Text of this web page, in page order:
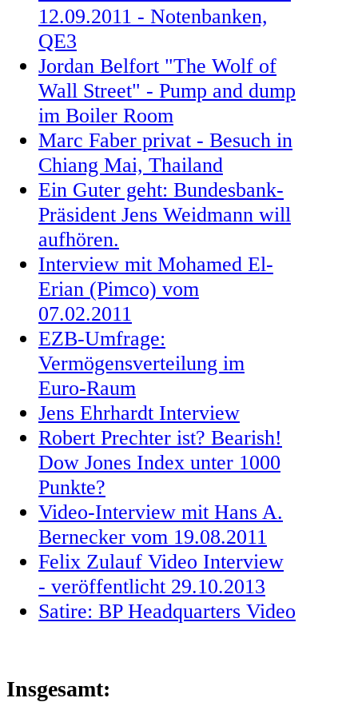
12.09.2011 - Notenbanken,
QE3
Jordan Belfort "The Wolf of
Wall Street" - Pump and dump
im Boiler Room
Marc Faber privat - Besuch in
Chiang Mai, Thailand
Ein Guter geht: Bundesbank-
Präsident Jens Weidmann will
aufhören.
Interview mit Mohamed El-
Erian (Pimco) vom
07.02.2011
EZB-Umfrage:
Vermögensverteilung im
Euro-Raum
Jens Ehrhardt Interview
Robert Prechter ist? Bearish!
Dow Jones Index unter 1000
Punkte?
Video-Interview mit Hans A.
Bernecker vom 19.08.2011
Felix Zulauf Video Interview
- veröffentlicht 29.10.2013
Satire: BP Headquarters Video
Insgesamt: